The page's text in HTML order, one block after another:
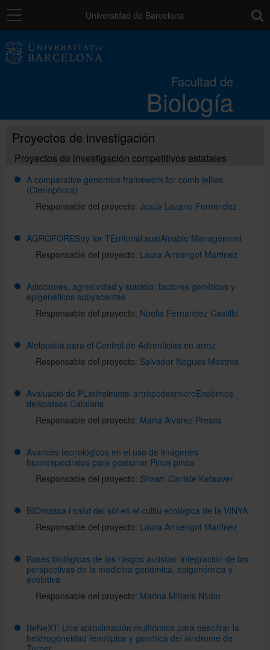
Navegación Universidad de Barcelona
Facultad de
Biología
Estudios
Investigación e innovación
Servicios
English
Directorio UB
Proyectos de investigación
Proyectos de investigación competitivos estatales
A comparative genomics framework for comb jellies
(Ctenophora)
Responsable del proyecto: Jesús Lozano Fernández
AGROFOREStry for TErritorial sustAinable Management
Responsable del proyecto: Laura Armengot Martinez
Adicciones, agresividad y suicidio: factores genéticos y
epigenéticos subyacentes
Responsable del proyecto: Noelia Fernandez Castillo
Alelopatía para el Control de Adventicias en arroz
Responsable del proyecto: Salvador Nogues Mestres
Avaluació de PLatihelmintsi artròpodesmicroEndèmics
delspaïsos Catalans
Responsable del proyecto: Marta Alvarez Presas
Avances tecnológicos en el uso de imágenes
hiperespectrales para gestionar Pinus pinea
Responsable del proyecto: Shawn Carlisle Kefauver
BIOmassa i salut del sòl en el cultiu ecològica de la VINYA
Responsable del proyecto: Laura Armengot Martinez
Bases biológicas de los rasgos autistas: integración de las
perspectivas de la medicina genómica, epigenómica y
evolutiva
Responsable del proyecto: Marina Mitjans Niubo
BeNeXT: Una aproximación multiómica para descifrar la
heterogeneidad fenotípica y genética del síndrome de